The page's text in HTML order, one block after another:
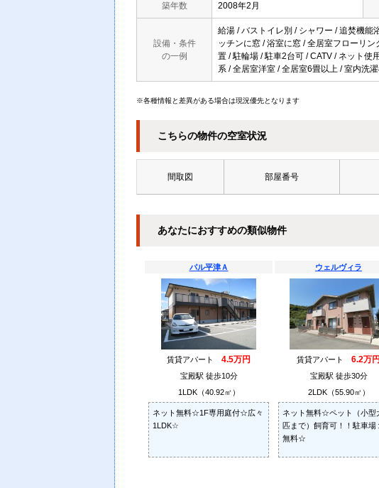
築年数 2008年2月
設備・条件
の一例
給湯 / バストイレ別 / シャワー / 追焚機能
ッチンに窓 / 浴室に窓 / 全居室フローリ
置 / 駐輪場 / 駐車2台可 / CATV / ネット使
系 / 全居室洋室 / 全居室6畳以上 / 室内洗
※各種情報と差異がある場合は現況優先となります
こちらの物件の空室状況
間取図 部屋番号
あなたにおすすめの類似物件
パル平津Ａ
賃貸アパート 4.5万円
宝殿駅 徒歩10分
1LDK（40.92㎡）
ネット無料☆1F専用庭付☆広々
1LDK☆
ウェルヴィラ
賃貸アパート 6.2万円
宝殿駅 徒歩30分
2LDK（55.90㎡）
ネット無料☆ペット（小型
匹まで）飼育可！！駐車場
無料☆